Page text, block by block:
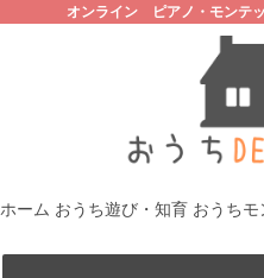
オンライン ピアノ・モンテ
ホーム おうち遊び・知育 おうちモ